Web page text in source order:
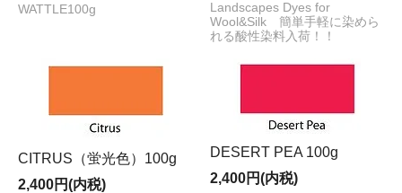
WATTLE100g
Landscapes Dyes for
Wool&Silk 簡単手軽に染めら
れる酸性染料入荷！！
CITRUS（蛍光色）100g
2,400円(内税)
DESERT PEA 100g
2,400円(内税)